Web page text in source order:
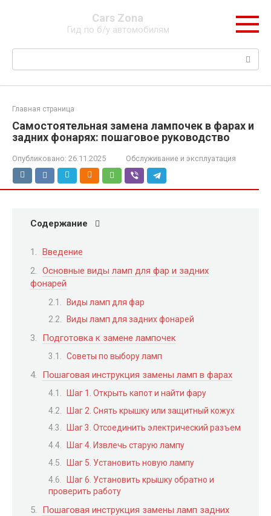
Cars Zona
Гид по б/у автомобилям
Поиск:
Главная страница
Самостоятельная замена лампочек в фарах и
задних фонарях: пошаговое руководство
Опубликовано: 26.11.2025 Обслуживание и эксплуатация
Содержание
Введение
Основные виды ламп для фар и задних
фонарей
Виды ламп для фар
Виды ламп для задних фонарей
Подготовка к замене лампочек
Советы по выбору ламп
Пошаговая инструкция замены ламп в фарах
Шаг 1. Открыть капот и найти фару
Шаг 2. Снять крышку или защитный кожух
Шаг 3. Отсоединить электрический разъем
Шаг 4. Извлечь старую лампу
Шаг 5. Установить новую лампу
Шаг 6. Установить крышку обратно и
проверить работу
Пошаговая инструкция замены ламп задних